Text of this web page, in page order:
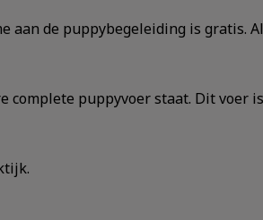
aan de puppybegeleiding is gratis.
puppyvoer staat. Dit voer